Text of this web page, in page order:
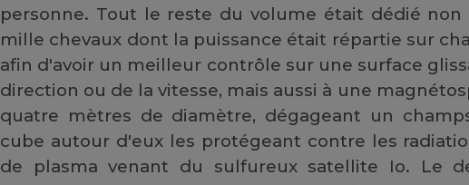
personne. Tout le reste du volume était dédié
mille chevaux dont la puissance était répartie sur
afin d'avoir un meilleur contrôle sur une surface
direction ou de la vitesse, mais aussi à une
quatre mètres de diamètre, dégageant un
cube autour d'eux les protégeant contre les
de plasma venant du sulfureux satellite Io. Le